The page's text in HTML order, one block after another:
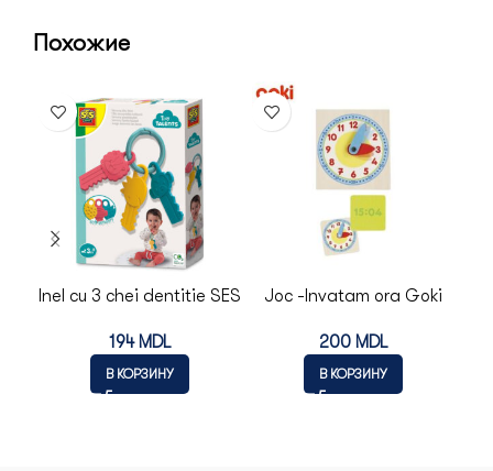
Похожие
Inel cu 3 chei dentitie SES
194 MDL
В КОРЗИНУ
Joc -Invatam ora Goki
200 MDL
В КОРЗИНУ